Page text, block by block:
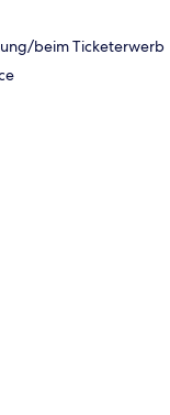
beim Ticketerwerb